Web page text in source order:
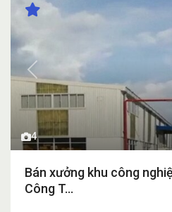
4
Previous
Bán xưởng khu công
Công T...